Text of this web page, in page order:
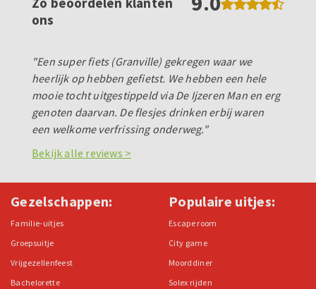
ons
"Een super fiets (Granville) gekregen waar we
heerlijk op hebben gefietst. We hebben een hele
mooie tocht uitgestippeld via De Ijzeren Man en erg
genoten daarvan. De flesjes drinken erbij waren
een welkome verfrissing onderweg."
Bekijk alle reviews >
Gezelschappen:
Familie-uitjes
Groepsuitje
Vrijgezellenfeest
Bachelorette
Populaire uitjes:
Escape room
City game
Moorddiner
Solex rijden